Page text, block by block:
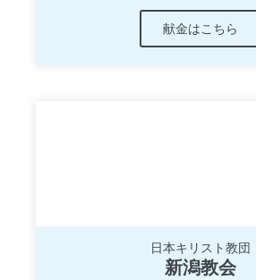
献金はこちら
日本キリスト教団
新潟教会